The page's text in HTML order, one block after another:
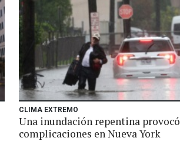
CLIMA EXTREMO
Una inundación repentina provocó
complicaciones en Nueva York